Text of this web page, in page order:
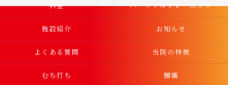
料金 パーソナルトレーニング
施設紹介 お知らせ
よくある質問 当院の特徴
むち打ち 腰痛